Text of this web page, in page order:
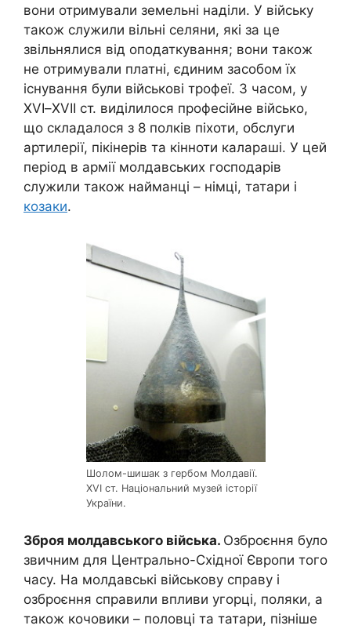
вони отримували земельні наділи. У війську
також служили вільні селяни, які за це
звільнялися від оподаткування; вони також
не отримували платні, єдиним засобом їх
існування були військові трофеї. З часом, у
XVI–XVII ст. виділилося професійне військо,
що складалося з 8 полків піхоти, обслуги
артилерії, пікінерів та кінноти калараші. У цей
період в армії молдавських господарів
служили також найманці – німці, татари і
козаки.
Шолом-шишак з гербом Молдавії.
XVI ст. Національний музей історії
України.
Зброя молдавського війська. Озброєння було
звичним для Центрально-Східної Європи того
часу. На молдавські військову справу і
озброєння справили впливи угорці, поляки, а
також кочовики – половці та татари, пізніше